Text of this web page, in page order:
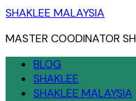
Skip
content
SHAKLEE MALAYSIA
MASTER COODINATOR
BLOG
SHAKLEE
SHAKLEE MALAYSIA